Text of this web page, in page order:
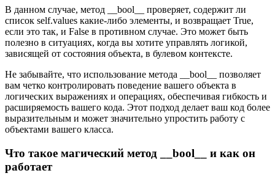
В данном случае, метод __bool__ проверяет, содержит ли
список self.values какие-либо элементы, и возвращает True,
если это так, и False в противном случае. Это может быть
полезно в ситуациях, когда вы хотите управлять логикой,
зависящей от состояния объекта, в булевом контексте.
Не забывайте, что использование метода __bool__ позволяет
вам четко контролировать поведение вашего объекта в
логических выражениях и операциях, обеспечивая гибкость и
расширяемость вашего кода. Этот подход делает ваш код более
выразительным и может значительно упростить работу с
объектами вашего класса.
Что такое магический метод __bool__ и как он
работает